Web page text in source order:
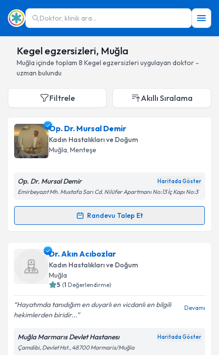
Doktor, klinik ara...
Kegel egzersizleri, Muğla
Muğla içinde toplam 8 Kegel egzersizleri uygulayan doktor -
uzman bulundu
Filtrele Akıllı Sıralama
Op. Dr. Mursal Demir
Kadın Hastalıkları ve Doğum
Muğla, Menteşe
Op. Dr. Mursal Demir Haritada Göster
Emirbeyazıt Mh. Mustafa Sarı Cd. Nilüfer Apartmanı No:13 İç Kapı No:3
Randevu Talep Et
Randevu Takvimi Talebi
Op. Dr. Mursal Demiriçin randevu takvimi talebi
oluşturun. Size bu uzmandan randevu almanız için bir
takvim hazırlandığında e-posta ile bilgilendireceğiz.
Kişisel verilerimin işlenmesine ilişkin
Aydınlatma
Metni'ni okudum ve kişisel verilerimin belirtilen
Dr. Akın Acıbozlar
Kadın Hastalıkları ve Doğum
Muğla
5 (1 Değerlendirme)
Hayatımda tanıdığım en duyarlı en vicdanlı en bilgili
hekimlerden biridir...
Devamı
Muğla Marmarıs Devlet Hastanesı Haritada Göster
Çamdibi, Devlet Hst., 48700 Marmaris/Muğla